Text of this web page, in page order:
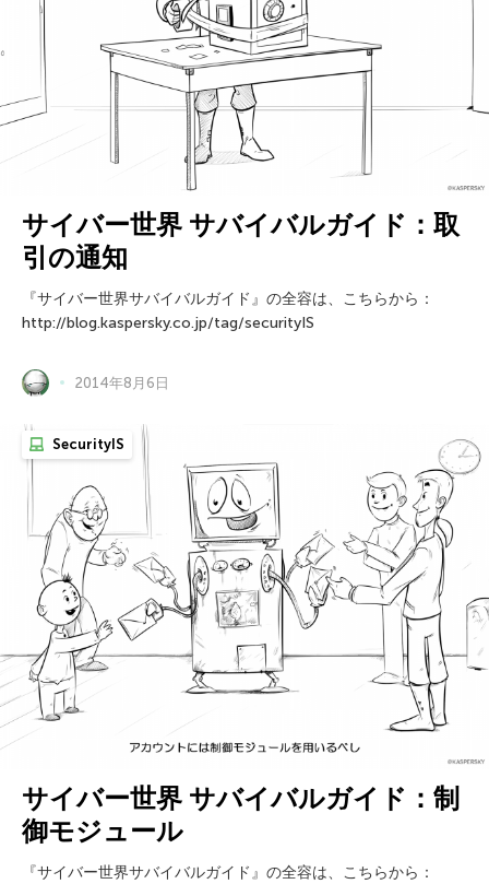
サイバー世界 サバイバルガイド：取
引の通知
『サイバー世界サバイバルガイド』の全容は、こちらから：
http://blog.kaspersky.co.jp/tag/securityIS
2014年8月6日
SecurityIS
サイバー世界 サバイバルガイド：制
御モジュール
『サイバー世界サバイバルガイド』の全容は、こちらから：